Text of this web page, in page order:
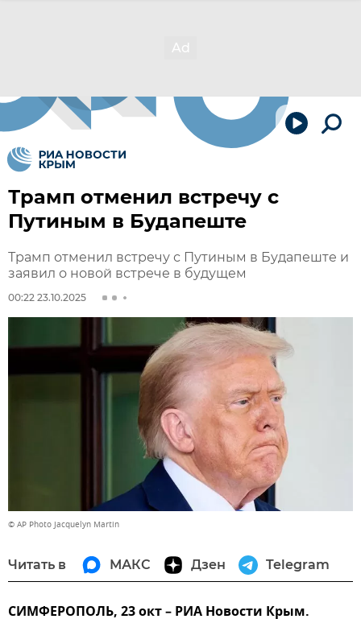
Трамп отменил встречу с
Путиным в Будапеште
Трамп отменил встречу с Путиным в Будапеште и
заявил о новой встрече в будущем
00:22 23.10.2025
© AP Photo Jacquelyn Martin
Читать в МАКС Дзен Telegram
СИМФЕРОПОЛЬ, 23 окт – РИА Новости Крым.